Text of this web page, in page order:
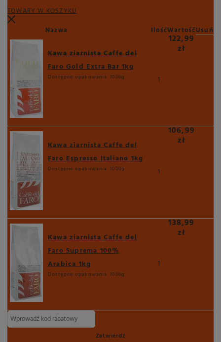
TOWARY W KOSZYKU
Nazwa
IlośćWartośćUsuń
Kawa ziarnista Caffe del
Faro Gold Extra Bar 1kg
Dostępne opakowania:1000g 1
122,99
zł
Kawa ziarnista Caffe del
Faro Espresso Italiano 1kg
Dostępne opakowania:1000g 1
106,99
zł
Kawa ziarnista Caffe del
Faro Suprema 100%
Arabica 1kg
Dostępne opakowania:1000g
1
138,99
zł
Zatwierdź